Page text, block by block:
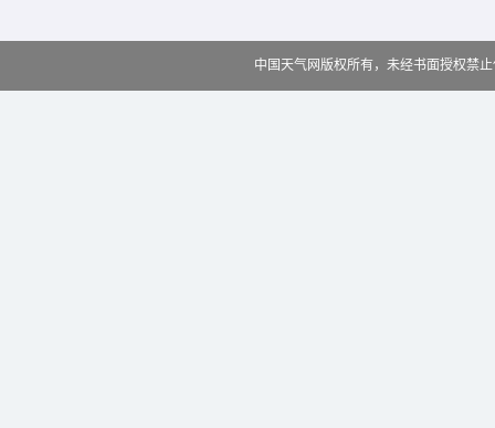
中国天气网版权所有，未经书面授权